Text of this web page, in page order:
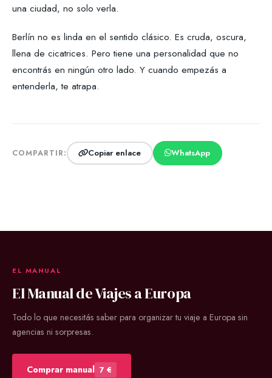
una ciudad, no solo verla.
Berlín no es linda en el sentido clásico. Es cruda, oscura,
llena de cicatrices. Pero tiene una personalidad que no
encontrás en ningún otro lado. Y cuando empezás a
entenderla, te atrapa.
COMPARTIR: Copiar enlace WhatsApp
EL MANUAL
El Manual de Viajes a Europa
Todo lo que necesitás saber para organizar tu viaje a Europa sin
agencias ni sorpresas.
Comprar manual 7 €